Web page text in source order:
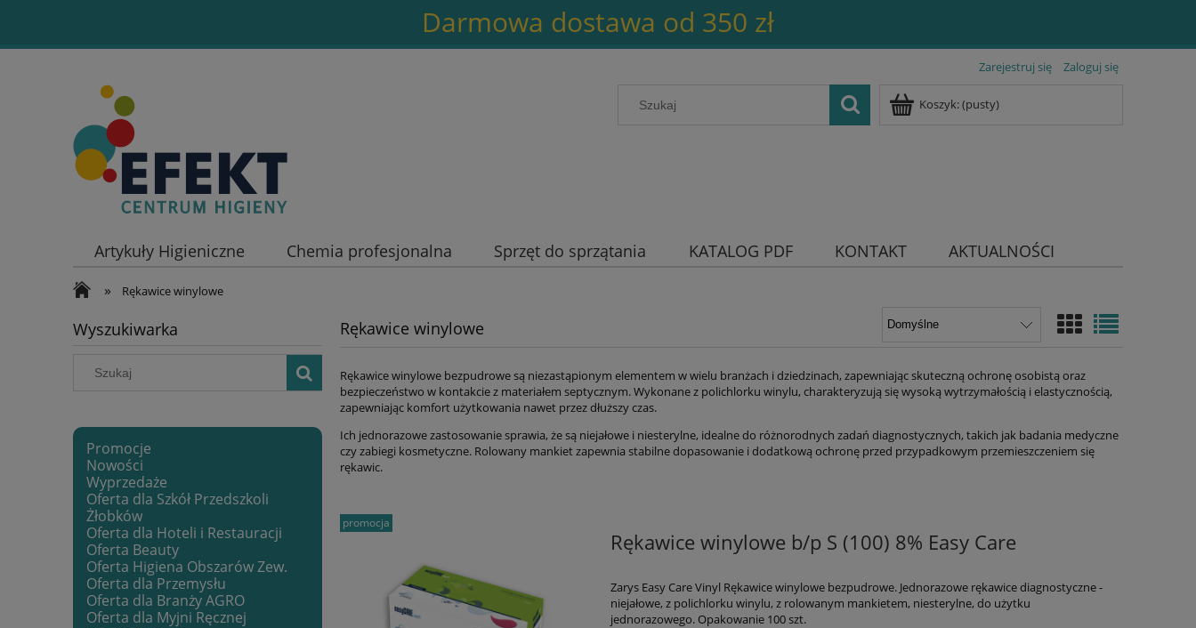
Darmowa dostawa od 350 zł
Zarejestruj się Zaloguj się
Koszyk:(pusty)
Artykuły Higieniczne Chemia profesjonalna Sprzęt do sprzątania KATALOG PDF KONTAKT AKTUALNOŚCI
» Rękawice winylowe
Wyszukiwarka
Promocje
Nowości
Wyprzedaże
Oferta dla Szkół Przedszkoli
Żłobków
Oferta dla Hoteli i Restauracji
Oferta Beauty
Oferta Higiena Obszarów Zew.
Oferta dla Przemysłu
Oferta dla Branży AGRO
Oferta dla Myjni Ręcznej
Rękawice winylowe
Rękawice winylowe bezpudrowe są niezastąpionym elementem w wielu branżach i dziedzinach, zapewniając skuteczną ochronę osobistą oraz
bezpieczeństwo w kontakcie z materiałem septycznym. Wykonane z polichlorku winylu, charakteryzują się wysoką wytrzymałością i elastycznością,
zapewniając komfort użytkowania nawet przez dłuższy czas.
Ich jednorazowe zastosowanie sprawia, że są niejałowe i niesterylne, idealne do różnorodnych zadań diagnostycznych, takich jak badania medyczne
czy zabiegi kosmetyczne. Rolowany mankiet zapewnia stabilne dopasowanie i dodatkową ochronę przed przypadkowym przemieszczeniem się
rękawic.
Rękawice winylowe b/p S (100) 8% Easy Care
Zarys Easy Care Vinyl Rękawice winylowe bezpudrowe. Jednorazowe rękawice diagnostyczne -
niejałowe, z polichlorku winylu, z rolowanym mankietem, niesterylne, do użytku
jednorazowego. Opakowanie 100 szt.
promocja